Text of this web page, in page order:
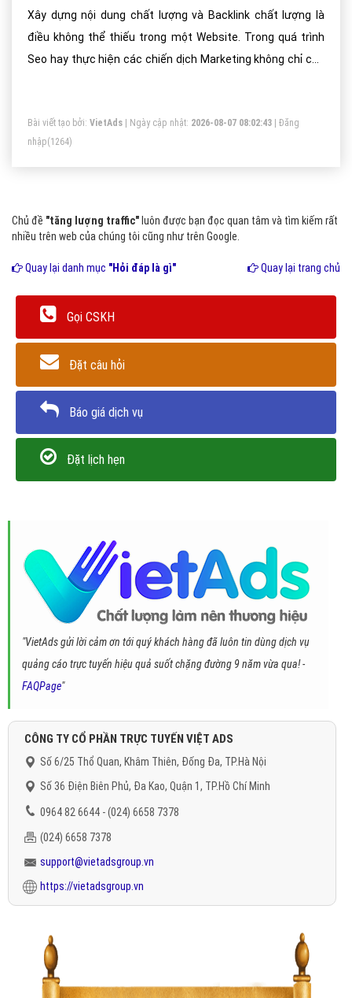
Xây dựng nội dung chất lượng và Backlink chất lượng là
điều không thể thiếu trong một Website. Trong quá trình
Seo hay thực hiện các chiến dịch Marketing không chỉ cần
Bài viết tạo bởi: VietAds | Ngày cập nhật: 2026-08-07 08:02:43
Đăng
nhập(1264)
Chủ đề "tăng lượng traffic" luôn được bạn đọc quan tâm và tìm kiếm rất
nhiều trên web của chúng tôi cũng như trên Google.
Quay lại danh mục "Hỏi đáp là gì" Quay lại trang chủ
Gọi CSKH
Đặt câu hỏi
Báo giá dịch vụ
Đặt lịch hẹn
"VietAds gửi lời cảm ơn tới quý khách hàng đã luôn tin dùng dịch vụ
quảng cáo trực tuyến hiệu quả suốt chặng đường 9 năm vừa qua! -
FAQPage"
CÔNG TY CỔ PHẦN TRỰC TUYẾN VIỆT ADS
Số 6/25 Thổ Quan, Khâm Thiên, Đống Đa, TP.Hà Nội
Số 36 Điện Biên Phủ, Đa Kao, Quận 1, TP.Hồ Chí Minh
0964 82 6644 - (024) 6658 7378
(024) 6658 7378
support@vietadsgroup.vn
https://vietadsgroup.vn